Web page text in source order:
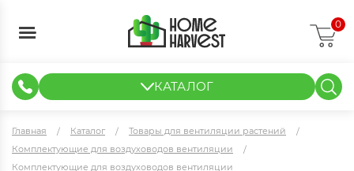
0
КАТАЛОГ
Главная Каталог
Товары для вентиляции растений
Комплектующие для воздуховодов вентиляции
Комплектующие для воздуховодов вентиляции